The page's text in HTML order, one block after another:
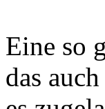
Eine so
das